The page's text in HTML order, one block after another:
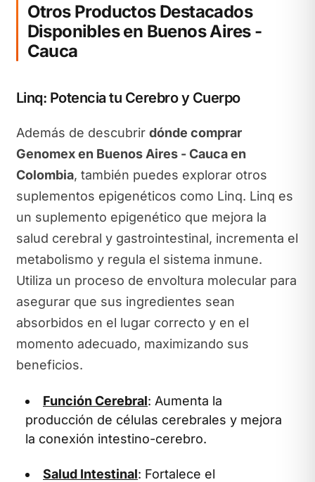
Otros Productos Destacados
Disponibles en Buenos Aires -
Cauca
Linq: Potencia tu Cerebro y Cuerpo
Además de descubrir dónde comprar
Genomex en Buenos Aires - Cauca en
Colombia, también puedes explorar otros
suplementos epigenéticos como Linq. Linq es
un suplemento epigenético que mejora la
salud cerebral y gastrointestinal, incrementa el
metabolismo y regula el sistema inmune.
Utiliza un proceso de envoltura molecular para
asegurar que sus ingredientes sean
absorbidos en el lugar correcto y en el
momento adecuado, maximizando sus
beneficios.
Función Cerebral: Aumenta la
producción de células cerebrales y mejora
la conexión intestino-cerebro.
Salud Intestinal: Fortalece el